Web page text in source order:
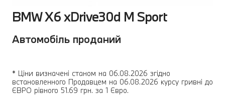
BMW X6 xDrive30d M Sport
Автомобіль проданий
* Ціни визначені станом на 06.08.2026 згідно
встановленного Продавцем на 06.08.2026 курсу гривні до
ЄВРО рівного 51.69 грн. за 1 Євро.